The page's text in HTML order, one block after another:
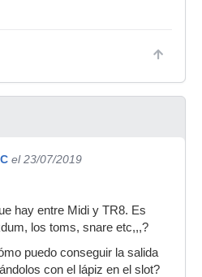
el 23/07/2019
hay entre Midi y TR8. Es
los toms, snare etc,,,?
puedo conseguir la salida
con el lápiz en el slot?